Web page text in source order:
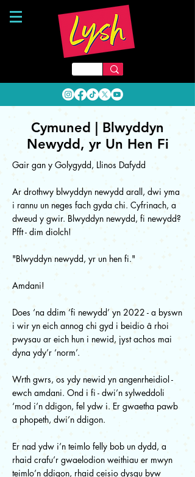
Cymuned | Blwyddyn
Newydd, yr Un Hen Fi
Gair gan y Golygydd, Llinos Dafydd
Ar drothwy blwyddyn newydd arall, dwi yma
i rannu un neges fach gyda chi. Cyfrinach, a
dweud y gwir. Blwyddyn newydd, fi newydd?
Pfft - dim diolch!
"Blwyddyn newydd, yr un hen fi."
Amdani!
Does ‘na ddim ‘fi newydd’ yn 2022 - a byswn
i wir yn eich annog chi gyd i beidio â rhoi
pwysau ar eich hun i newid, jyst achos mai
dyna ydy’r ‘norm’.
Wrth gwrs, os ydy newid yn angenrheidiol -
ewch amdani. Ond i fi - dwi’n sylweddoli
‘mod i’n ddigon, fel ydw i. Er gwaetha pawb
a phopeth, dwi’n ddigon.
Er nad ydw i’n teimlo felly bob un dydd, a
rhaid crafu’r gwaelodion weithiau er mwyn
teimlo’n ddigon, rhaid ceisio dysgu byw